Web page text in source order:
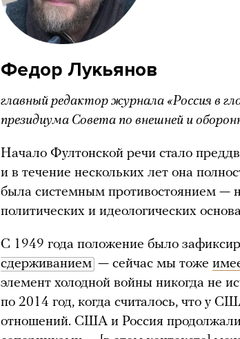
Федор Лукьянов
главный редактор журнала «Россия в
президиума Совета по внешней и
Начало Фултонской речи стало
и в течение нескольких лет она
была системным противостоянием —
политических и идеологических
С 1949 года положение было
сдерживанием — сейчас мы тоже
элемент холодной войны никогда не
по 2014 год, когда считалось, что у
отношений. США и Россия